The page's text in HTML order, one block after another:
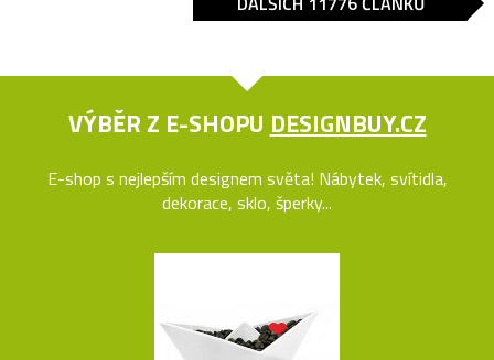
VÝBĚR Z E-SHOPU DESIGNBUY.CZ
E-shop s nejlepším designem světa! Nábytek, svítidla,
dekorace, sklo, šperky...